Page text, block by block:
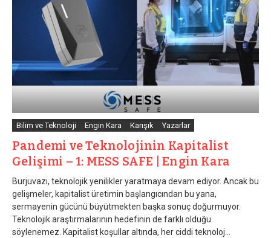
Bilim ve Teknoloji Engin Kara Karışık Yazarlar
Pandemi ve Teknolojinin Kapitalist
Gelişimi – 1: MESS SAFE | Engin Kara
Burjuvazi, teknolojik yenilikler yaratmaya devam ediyor. Ancak bu
gelişmeler, kapitalist üretimin başlangıcından bu yana,
sermayenin gücünü büyütmekten başka sonuç doğurmuyor.
Teknolojik araştırmalarının hedefinin de farklı olduğu
söylenemez. Kapitalist koşullar altında, her ciddi teknoloj...